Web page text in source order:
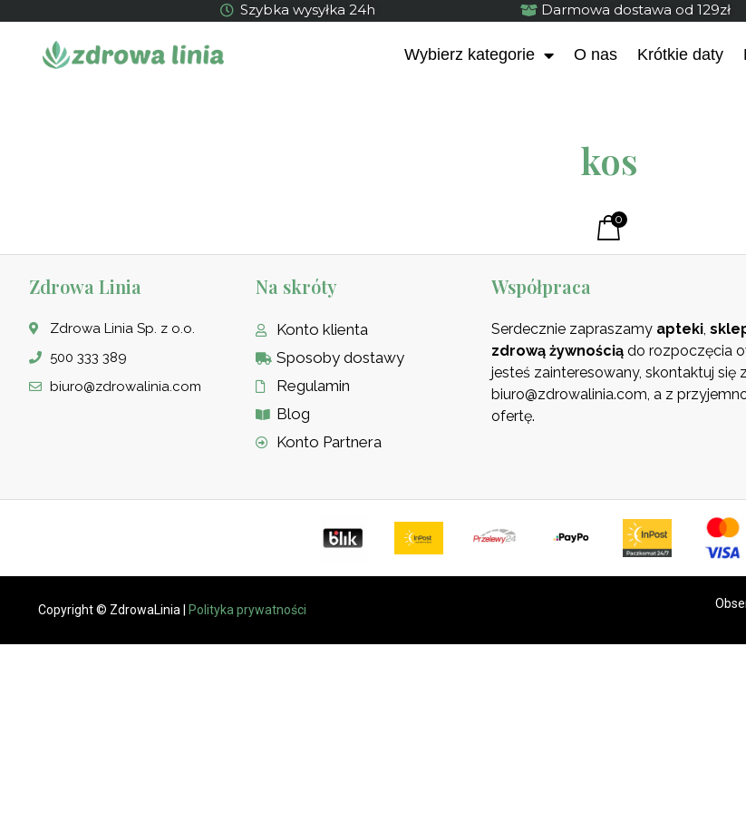
Szybka wysyłka 24h Darmowa dostawa od 129zł
Wybierz kategorie O nas Krótkie daty
kos
0
Zdrowa Linia
Zdrowa Linia Sp. z o.o.
500 333 389
biuro@zdrowalinia.com
Na skróty
Konto klienta
Sposoby dostawy
Regulamin
Blog
Konto Partnera
Współpraca
Serdecznie zapraszamy apteki,
zdrową żywnością do rozpoczęcia
jesteś zainteresowany, skontaktuj się
biuro@zdrowalinia.com, a z
ofertę.
Copyright © ZdrowaLinia | Polityka prywatności